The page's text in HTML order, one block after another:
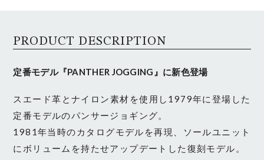
PRODUCT DESCRIPTION
定番モデル『PANTHER JOGGING』に新色登場
スエード革とナイロン素材を使用し1979年に登場した
定番モデルのパンサージョギング。
1981年当時のカタログモデルを再現、ソールユニット
にボリュームを持たせアップデートした復刻モデル。